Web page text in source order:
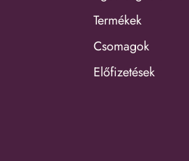
Termékek
Csomagok
Előfizetések